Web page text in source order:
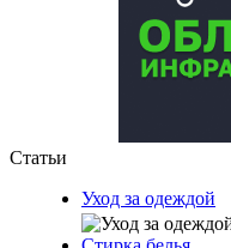
Статьи
Уход за одеждой